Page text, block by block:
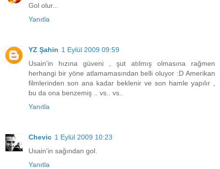
Gol olur...
Yanıtla
YZ Şahin 1 Eylül 2009 09:59
Usain'in hızına güveni , şut atılmış olmasına rağmen
herhangi bir yöne atlamamasından belli oluyor :D Amerikan
filmlerinden son ana kadar beklenir ve son hamle yapılır ,
bu da ona benzemiş .. vs.. vs..
Yanıtla
Chevic 1 Eylül 2009 10:23
Usain'in sağından gol.
Yanıtla